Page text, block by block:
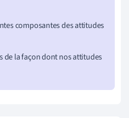
composantes des attitudes
de la façon dont nos attitudes